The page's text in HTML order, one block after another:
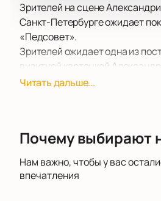
Зрителей на сцене
Санкт-Петербурге ожидает
«Педсовет».
Зрителей ожидает одна из
визитной карточкой
постановка насыщена
Тонкий, интересный сюжет
отвлечься от повседневных
После его просмотра остается
Читать дальше...
Почему выбирают
Нам важно, чтобы у вас
впечатления